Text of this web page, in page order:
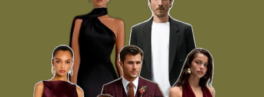
03
Если вы хотите преподнести нам цветы,
то пусть это будет один цветок, который
ассоциируется с нами, так у нас
получится один роскошный букет.